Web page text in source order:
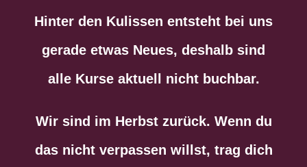
Hinter den Kulissen entsteht bei uns
gerade etwas Neues, deshalb sind
alle Kurse aktuell nicht buchbar.
Wir sind im Herbst zurück. Wenn du
das nicht verpassen willst, trag dich